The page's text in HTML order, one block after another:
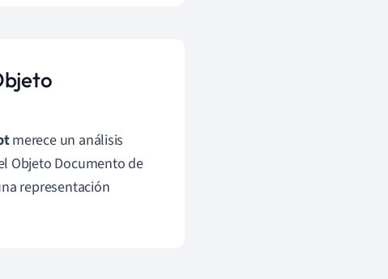
merece un análisis
Objeto Documento de
representación